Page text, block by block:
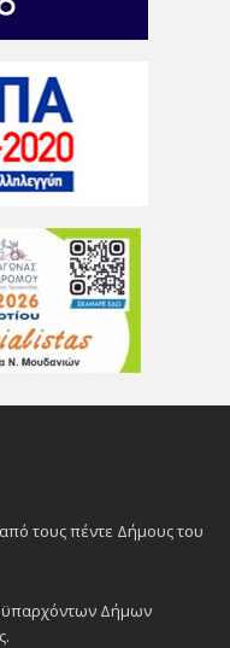
τους πέντε Δήμους του
Δήμων